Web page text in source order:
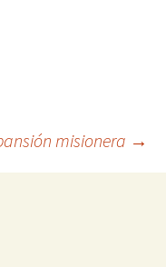
misionera →